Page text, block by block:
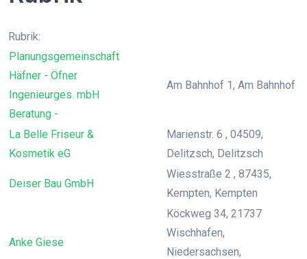
Rubrik:
Planungsgemeinschaft
Häfner - Öfner
Ingenieurges. mbH
Beratung -
Am Bahnhof 1, Am Bahnhof
La Belle Friseur &
Kosmetik eG
Marienstr. 6 , 04509,
Delitzsch, Delitzsch
Deiser Bau GmbH
Wiesstraße 2 , 87435,
Kempten, Kempten
Anke Giese
Köckweg 34, 21737
Wischhafen,
Niedersachsen,